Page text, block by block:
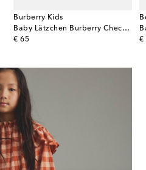
Burberry Kids
Baby Lätzchen Burberry Check aus Baumwolle
€ 65
original price €